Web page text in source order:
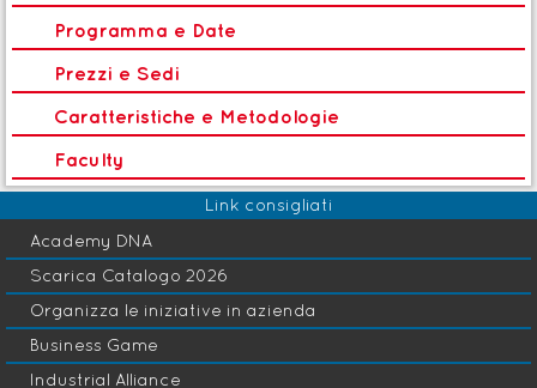
Programma e Date
Prezzi e Sedi
Caratteristiche e Metodologie
Faculty
Link consigliati
Academy DNA
Scarica Catalogo 2026
Organizza le iniziative in azienda
Business Game
Industrial Alliance